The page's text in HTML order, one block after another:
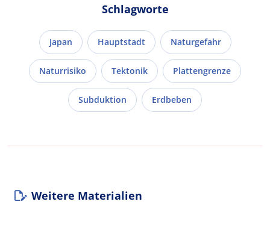
Schlagworte
Japan Hauptstadt Naturgefahr
Naturrisiko Tektonik Plattengrenze
Subduktion Erdbeben
Weitere Materialien